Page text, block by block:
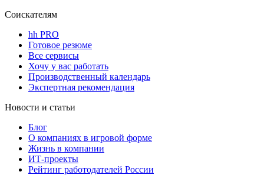
Соискателям
hh PRO
Готовое резюме
Все сервисы
Хочу у вас работать
Производственный календарь
Экспертная рекомендация
Новости и статьи
Блог
О компаниях в игровой форме
Жизнь в компании
ИТ-проекты
Рейтинг работодателей России